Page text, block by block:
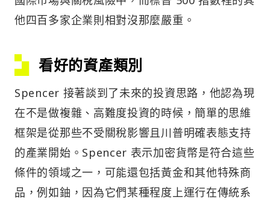
他四百多家企業則相對沒那麼嚴重。
看好的資產類別
Spencer 接著談到了未來的投資思路，他認為現
在不是做複雜、高難度投資的時候，簡單的思維
框架是從那些不受關稅影響且川普明確表態支持
的產業開始。Spencer 表示加密貨幣是符合這些
條件的領域之一，可能還包括黃金和其他特殊商
品，例如鈾，因為它們某種程度上運行在傳統系